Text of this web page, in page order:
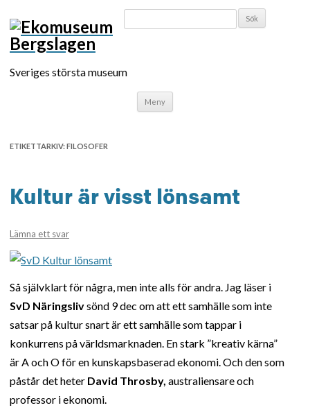
SÖK
Sveriges största museum
Meny
ETIKETTARKIV: FILOSOFER
Kultur är visst lönsamt
Lämna ett svar
Så självklart för några, men inte alls för andra. Jag läser i
SvD Näringslivsönd 9 dec om att ett samhälle som inte
satsar på kultur snart är ett samhälle som tappar i
konkurrens på världsmarknaden. En stark ”kreativ kärna”
är A och O för en kunskapsbaserad ekonomi. Och den som
påstår det heter David Throsby, australiensare och
professor i ekonomi.